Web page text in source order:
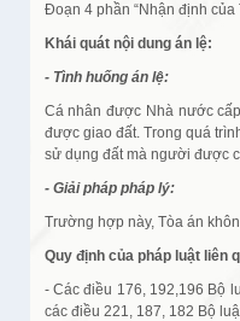
Đoạn 4 phần “Nhận định của
Khái quát nội dung án lệ:
- Tình huống án lệ:
Cá nhân được Nhà nước
được giao đất. Trong quá
sử dụng đất mà người được
- Giải pháp pháp lý:
Trường hợp này, Tòa án
Quy định của pháp luật liên
- Các điều 176, 192,196 Bộ
các điều 221, 187, 182 Bộ